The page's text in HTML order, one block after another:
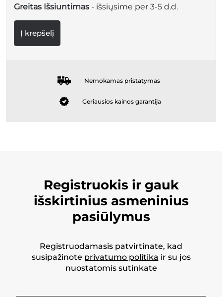
Greitas Išsiuntimas - išsiųsime per 3-5 d.d.
Į krepšelį
Nemokamas pristatymas
Geriausios kainos garantija
Registruokis ir gauk
išskirtinius asmeninius
pasiūlymus
Registruodamasis patvirtinate, kad
susipažinote privatumo politika ir su jos
nuostatomis sutinkate